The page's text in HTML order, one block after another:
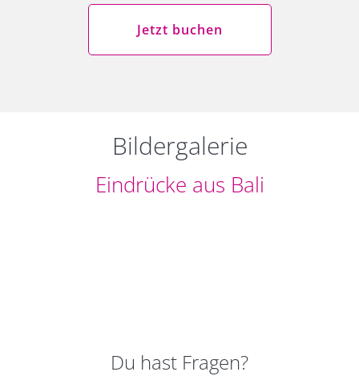
Jetzt buchen
Bildergalerie
Eindrücke aus Bali
Du hast Fragen?